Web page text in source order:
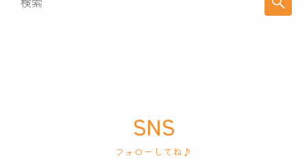
SNS
フォローしてね♪